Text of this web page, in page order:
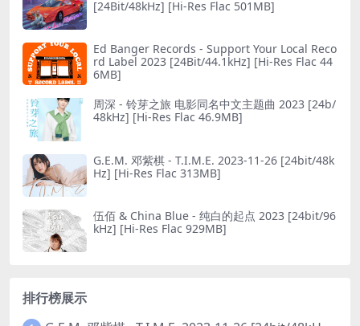
[24Bit/48kHz] [Hi-Res Flac 501MB]
Ed Banger Records - Support Your Local Reco
rd Label 2023 [24Bit/44.1kHz] [Hi-Res Flac 44
6MB]
周深 - 铃芽之旅 电影同名中文主题曲 2023 [24b/
48kHz] [Hi-Res Flac 46.9MB]
G.E.M. 邓紫棋 - T.I.M.E. 2023-11-26 [24bit/48k
Hz] [Hi-Res Flac 313MB]
伍佰 & China Blue - 纯白的起点 2023 [24bit/96
kHz] [Hi-Res Flac 929MB]
排行榜展示